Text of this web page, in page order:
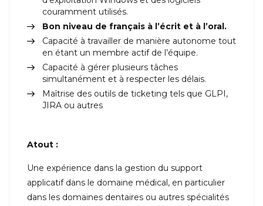
couramment utilisés.
Bon niveau de français à l’écrit et à l’oral.
Capacité à travailler de manière autonome tout
en étant un membre actif de l’équipe.
Capacité à gérer plusieurs tâches
simultanément et à respecter les délais.
Maîtrise des outils de ticketing tels que GLPI,
JIRA ou autres
Atout :
Une expérience dans la gestion du support
applicatif dans le domaine médical, en particulier
dans les domaines dentaires ou autres spécialités